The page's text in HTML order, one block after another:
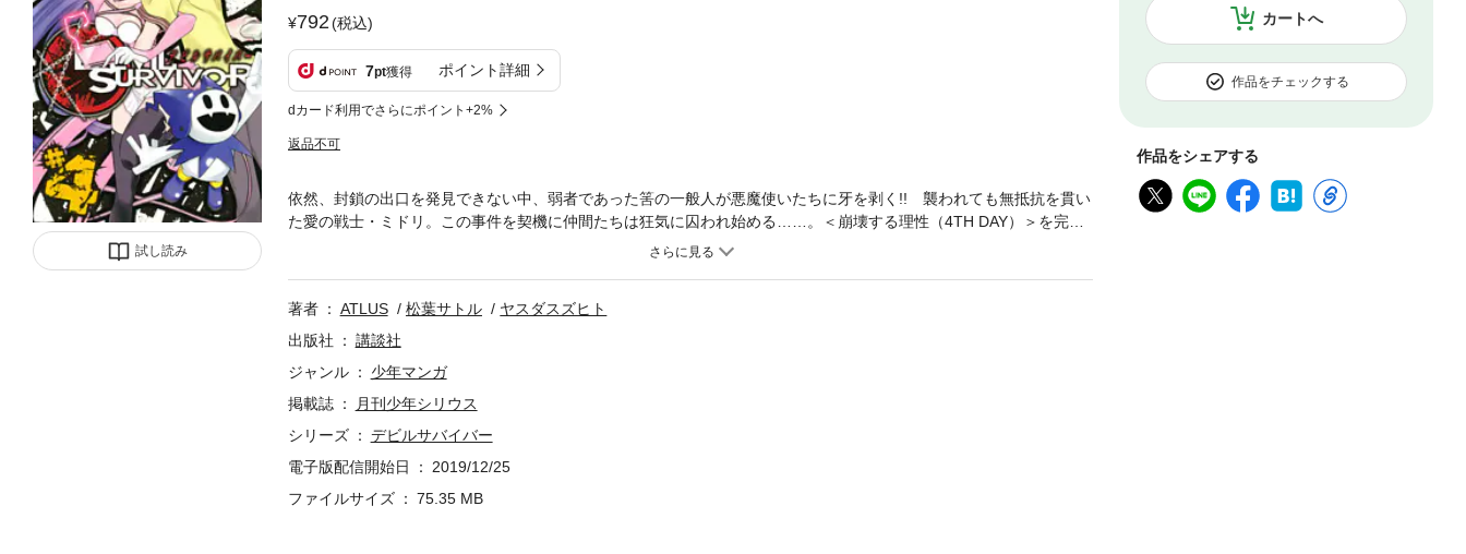
試し読み
792(税込)
7pt獲得 ポイント詳細
dカード利用でさらにポイント+2%
返品不可
カートへ
作品をチェックする
作品をシェアする
依然、封鎖の出口を発見できない中、弱者であった筈の一般人が悪魔使いたちに牙を剥く!! 襲われても無抵抗を貫い
た愛の戦士・ミドリ。この事件を契機に仲間たちは狂気に囚われ始める……。＜崩壊する理性（4TH DAY）＞を完全
著者 ATLUS 松葉サトル
ヤスダスズヒト
出版社
講談社
ジャンル
少年マンガ
掲載誌
月刊少年シリウス
シリーズ
デビルサバイバー
電子版配信開始日
2019/12/25
ファイルサイズ
75.35 MB